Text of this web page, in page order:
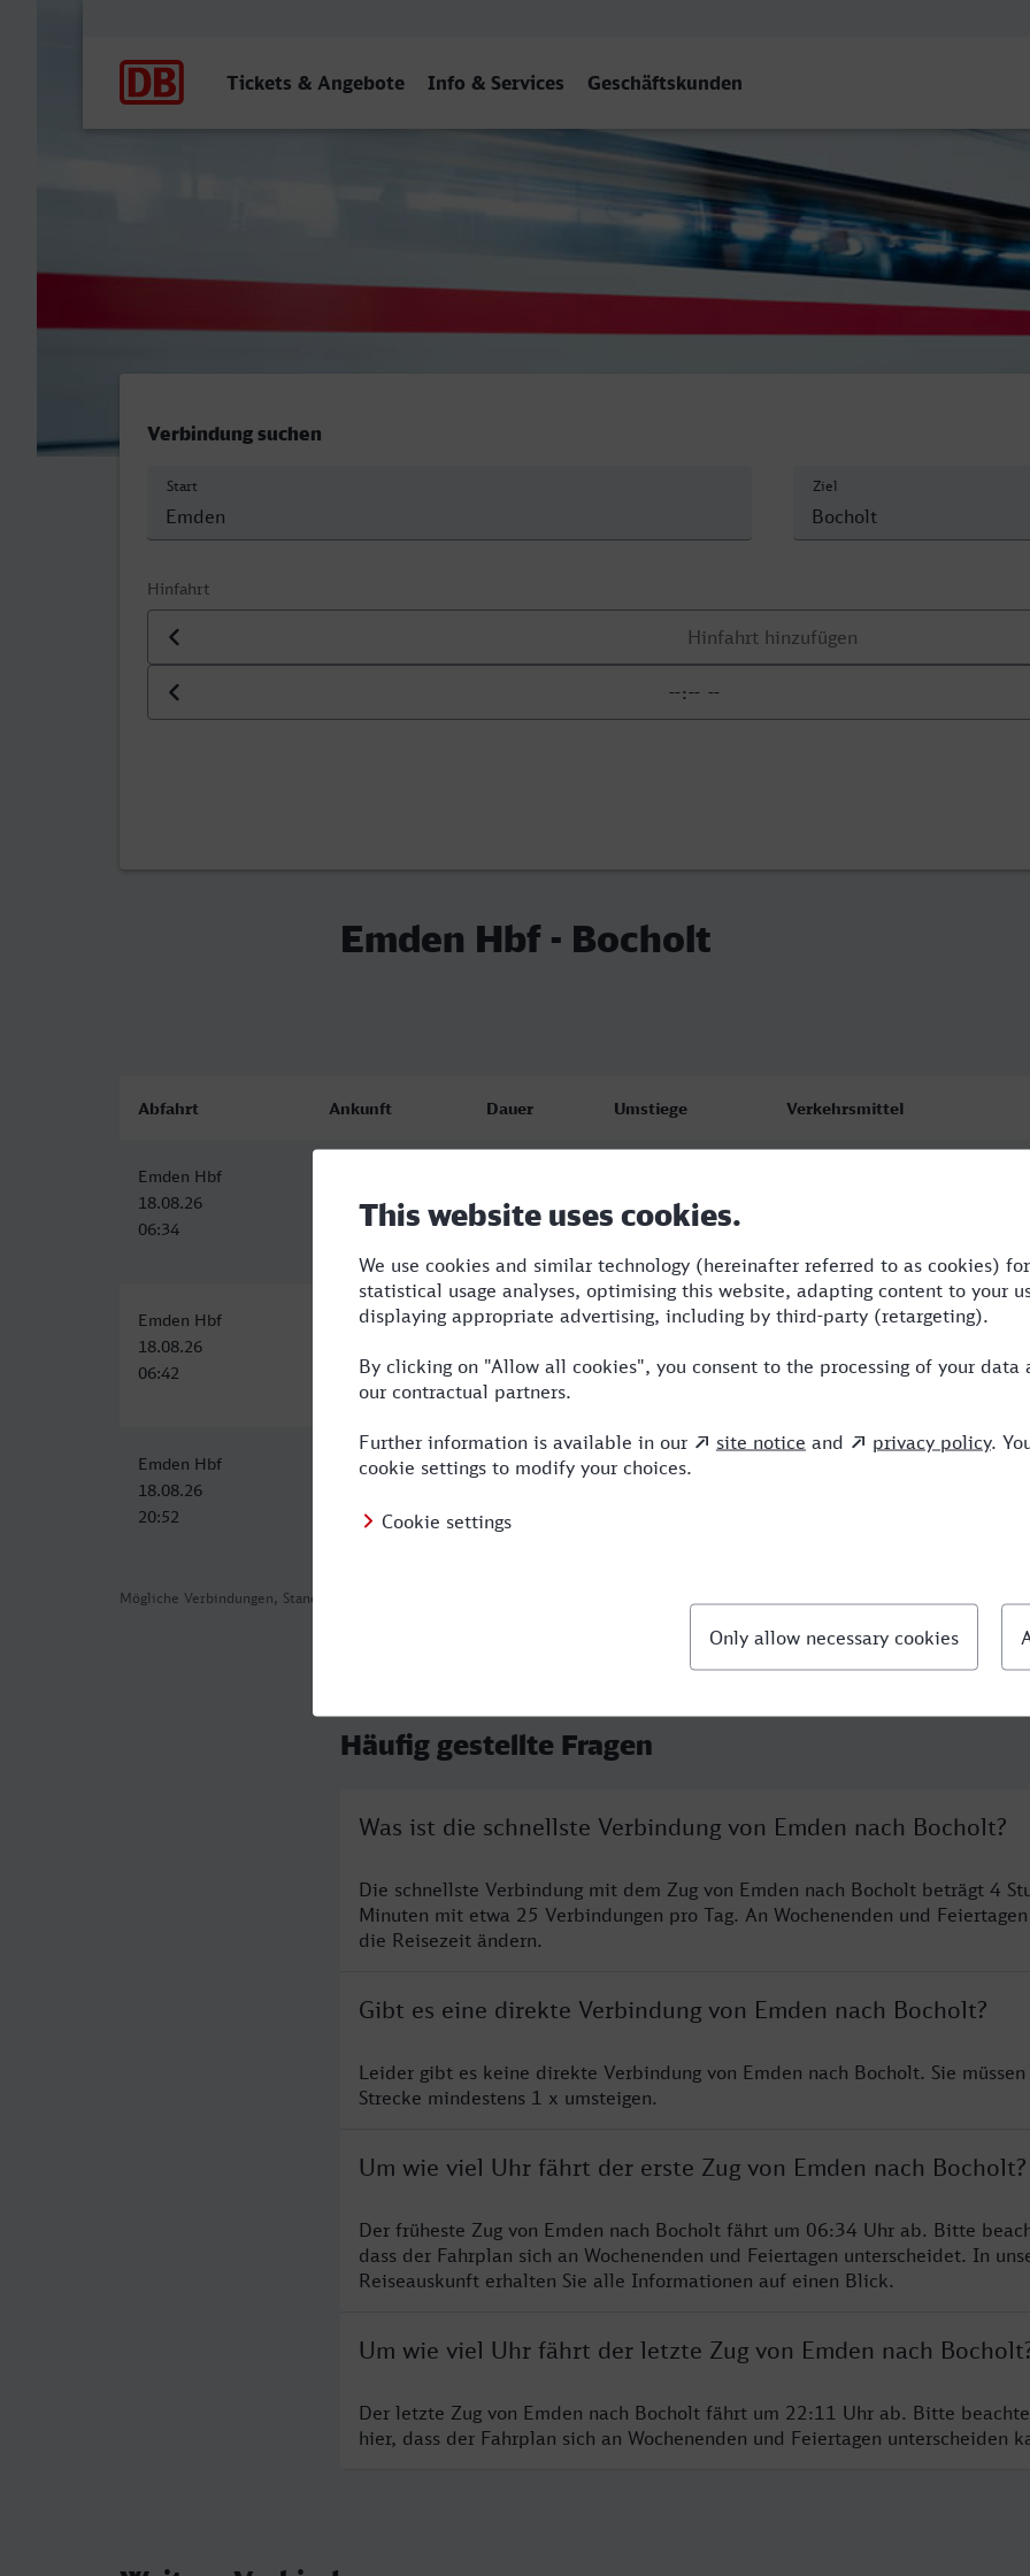
Tickets & Angebote Info & Services Geschäftskunden
Verbindung suchen
Start Ziel
Hinfahrt
Datum der Hinfahrt
Uhrzeit der Hinfahrt
Emden Hbf - Bocholt
Mögliche Verbindungen, Stand: 2026-08-04 11:42
Abfahrt Ankunft Dauer Umstiege Verkehrsmittel
Emden Hbf
18.08.26
06:34
18.08.26
10:41
Emden Hbf
18.08.26
06:42
Bocholt
12:41
5:59 3 WFB,ERB,ICE,VIA
Emden Hbf
18.08.26
20:52
Bocholt
05:41
8:49 3
Häufig gestellte Fragen
Was ist die schnellste Verbindung von Emden nach Bocholt?
Die schnellste Verbindung mit dem Zug von Emden nach Bocholt beträgt 4
Minuten mit etwa 25 Verbindungen pro Tag. An Wochenenden und
die Reisezeit ändern.
Gibt es eine direkte Verbindung von Emden nach Bocholt?
Leider gibt es keine direkte Verbindung von Emden nach Bocholt. Sie
Strecke mindestens 1 x umsteigen.
Um wie viel Uhr fährt der erste Zug von Emden nach Bocholt?
Der früheste Zug von Emden nach Bocholt fährt um 06:34 Uhr ab. Bitte
dass der Fahrplan sich an Wochenenden und Feiertagen unterscheidet. In
Reiseauskunft erhalten Sie alle Informationen auf einen Blick.
Um wie viel Uhr fährt der letzte Zug von Emden nach
Der letzte Zug von Emden nach Bocholt fährt um 22:11 Uhr ab. Bitte
hier, dass der Fahrplan sich an Wochenenden und Feiertagen unterscheiden